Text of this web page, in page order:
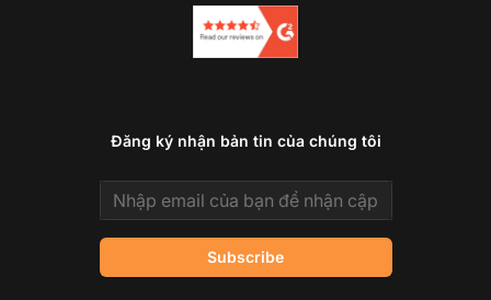
Đăng ký nhận bản tin của chúng tôi
Email address
Subscribe